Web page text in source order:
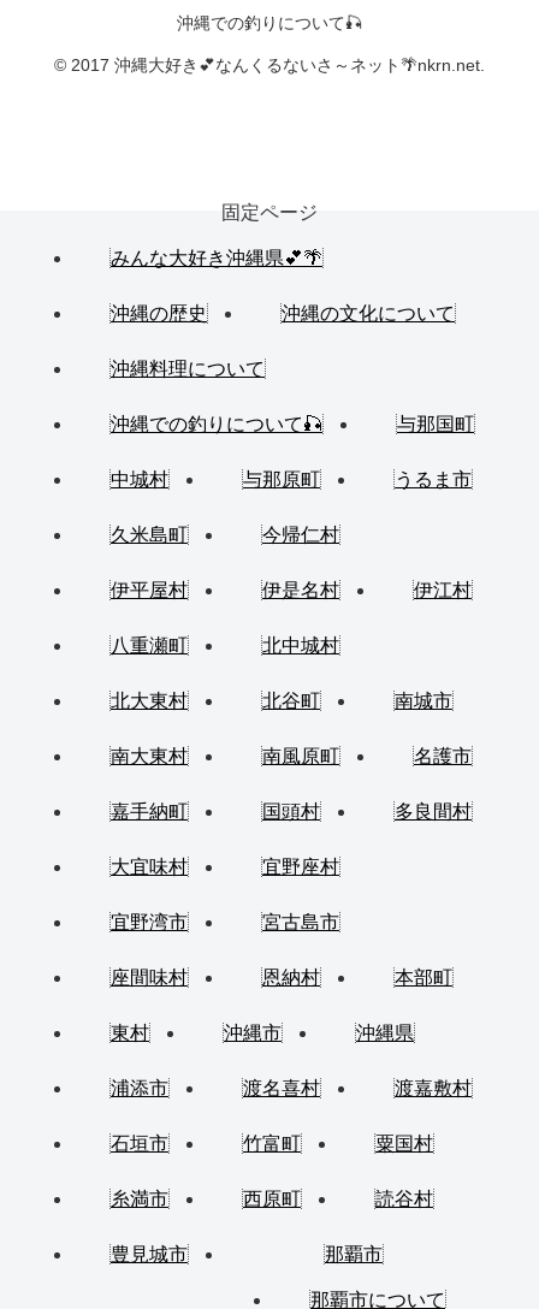
沖縄での釣りについて🎣
© 2017 沖縄大好き💕なんくるないさ～ネット🌴nkrn.net.
固定ページ
みんな大好き沖縄県💕🌴
沖縄の歴史 沖縄の文化について
沖縄料理について
沖縄での釣りについて🎣 与那国町
中城村 与那原町 うるま市
久米島町 今帰仁村
伊平屋村 伊是名村 伊江村
八重瀬町 北中城村
北大東村 北谷町 南城市
南大東村 南風原町 名護市
嘉手納町 国頭村 多良間村
大宜味村 宜野座村
宜野湾市 宮古島市
座間味村 恩納村 本部町
東村 沖縄市 沖縄県
浦添市 渡名喜村 渡嘉敷村
石垣市 竹富町 粟国村
糸満市 西原町 読谷村
豊見城市 那覇市
那覇市について